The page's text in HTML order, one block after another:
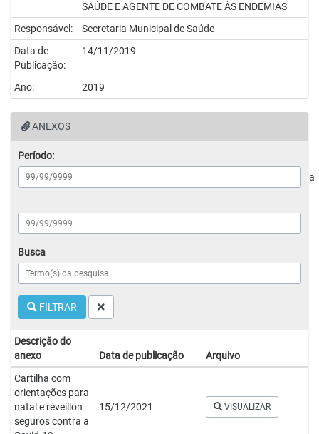
SAÚDE E AGENTE DE COMBATE ÀS ENDEMIAS
Responsável:
Secretaria Municipal de Saúde
Data de
Publicação:
14/11/2019
Ano: 2019
ANEXOS
Período:
a
Busca
FILTRAR
Descrição do
anexo
Data de publicação
Arquivo
Cartilha com
orientações para
natal e réveillon
seguros contra a
15/12/2021 VISUALIZAR